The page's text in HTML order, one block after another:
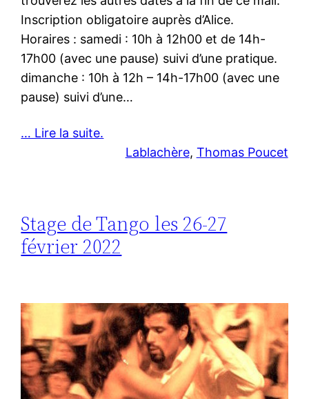
Inscription obligatoire auprès d’Alice.
Horaires : samedi : 10h à 12h00 et de 14h-
17h00 (avec une pause) suivi d’une pratique.
dimanche : 10h à 12h – 14h-17h00 (avec une
pause) suivi d’une…
… Lire la suite.
Lablachère, Thomas Poucet
Stage de Tango les 26-27
février 2022